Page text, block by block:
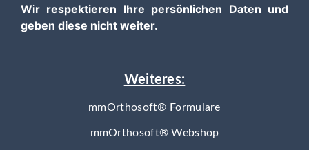
Wir respektieren Ihre persönlichen Daten und
geben diese nicht weiter.
Weiteres:
mmOrthosoft® Formulare
mmOrthosoft® Webshop